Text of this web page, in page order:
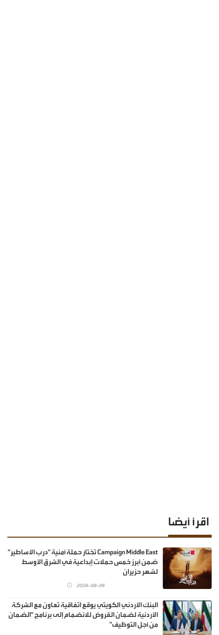
اقرأ أيضا
Campaign Middle East تختار حملة أمنية "درب الأساطير"
ضمن أبرز خمس حملات إبداعية في الشرق الأوسط
لشهر حزيران
2026-08-06
البنك الأردني الكويتي يوقع اتفاقية تعاون مع الشركة
الأردنية لضمان القروض للانضمام إلى برنامج "الضمان
من أجل التوظيف"